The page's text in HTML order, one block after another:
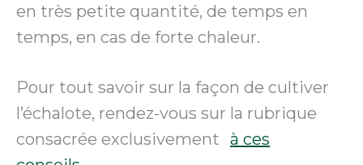
en très petite quantité, de temps en
temps, en cas de forte chaleur.
Pour tout savoir sur la façon de cultiver
l’échalote, rendez-vous sur la rubrique
consacrée exclusivement à ces